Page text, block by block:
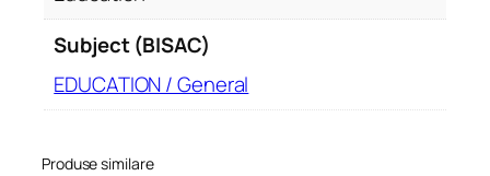
Subject (BISAC)
EDUCATION / General
Produse similare